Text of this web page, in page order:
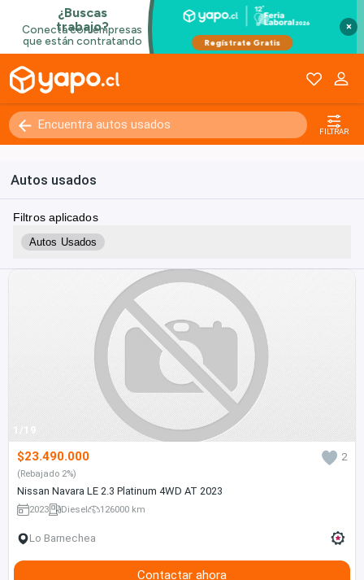
×
FILTRAR
Autos usados
Filtros aplicados
Autos Usados
1/19
$23.490.000 2
(Rebajado 2%)
Nissan Navara LE 2.3 Platinum 4WD AT 2023
2023 Diesel 126000 km
Lo Barnechea
Contactar ahora